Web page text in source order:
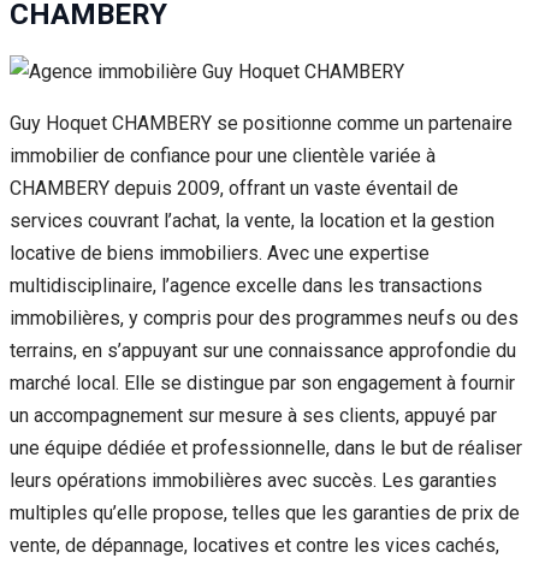
CHAMBERY
Guy Hoquet CHAMBERY se positionne comme un partenaire
immobilier de confiance pour une clientèle variée à
CHAMBERY depuis 2009, offrant un vaste éventail de
services couvrant l’achat, la vente, la location et la gestion
locative de biens immobiliers. Avec une expertise
multidisciplinaire, l’agence excelle dans les transactions
immobilières, y compris pour des programmes neufs ou des
terrains, en s’appuyant sur une connaissance approfondie du
marché local. Elle se distingue par son engagement à fournir
un accompagnement sur mesure à ses clients, appuyé par
une équipe dédiée et professionnelle, dans le but de réaliser
leurs opérations immobilières avec succès. Les garanties
multiples qu’elle propose, telles que les garanties de prix de
vente, de dépannage, locatives et contre les vices cachés,